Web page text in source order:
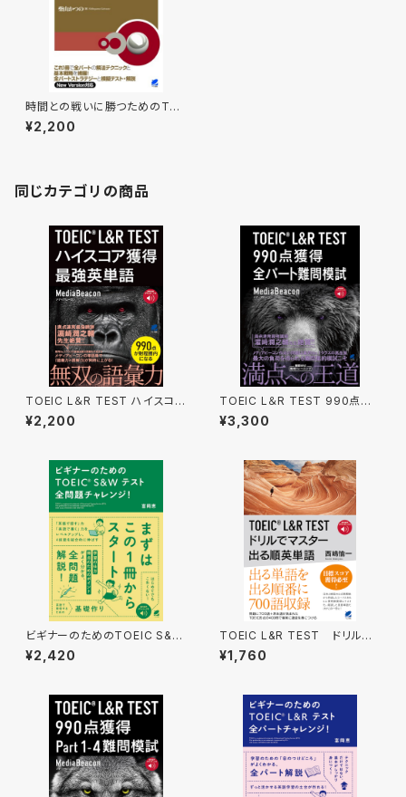
時間との戦いに勝つためのTOE
IC TEST解法総合対策 CD BO
OK
¥2,200
同じカテゴリの商品
TOEIC L＆R TEST ハイスコア
獲得最強英単語 ［音声DL付］
¥2,200
TOEIC L＆R TEST 990点獲
得 全パート難問模試 ［音声DL
付］
¥3,300
ビギナーのためのTOEIC S&W
テスト全問題チャレンジ！ ［音
声DL付］
¥2,420
TOEIC L&R TEST ドリルで
マスター 出る順英単語 ［音声
DL付］
¥1,760